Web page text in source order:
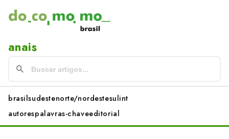
anais
brasilsudestenorte/nordestesulint
autorespalavras-chaveeditorial